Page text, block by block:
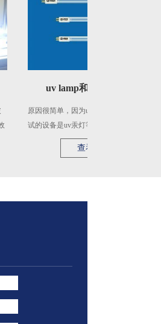
uv lamp和uv led的区别
原因很简单，因为uv能量计最开始配套测
试的设备是uv汞灯等大功率uv光源的测
试，最开始uv能量计针对 ...
查看详情